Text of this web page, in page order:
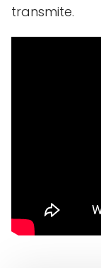
transmite.